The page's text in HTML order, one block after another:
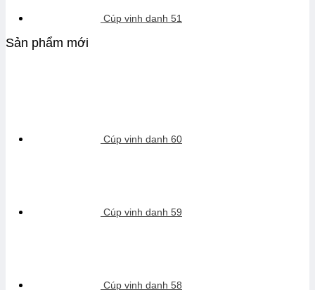
Cúp vinh danh 51
Sản phẩm mới
Cúp vinh danh 60
Cúp vinh danh 59
Cúp vinh danh 58